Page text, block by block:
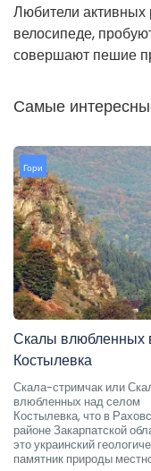
Любители активных
велосипеде,
совершают пешие
Самые
Гори
Скалы влюбленных
Костылевка
Скала-стримчак или
влюбленных над селом
Костылевка, что в
районе Закарпатской
это украинский
памятник природы